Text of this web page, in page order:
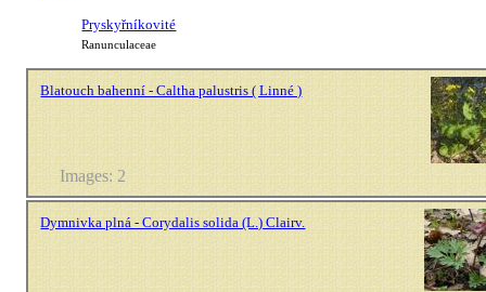
Pryskyřníkovité
Ranunculaceae
Blatouch bahenní - Caltha palustris ( Linné )
Images: 2
Dymnivka plná - Corydalis solida (L.) Clairv.